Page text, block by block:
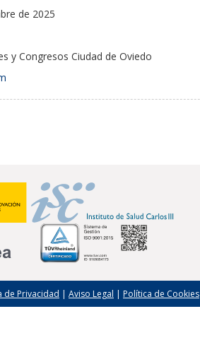
de 2025
y Congresos Ciudad de Oviedo
de Privacidad | Aviso Legal | Política de Cookies